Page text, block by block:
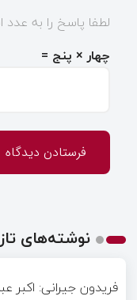
لطفا پاسخ را به عدد
چهار × پنج =
نوشته‌های
فریدون جیرانی: